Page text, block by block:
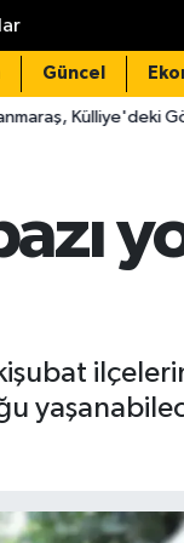
Güncel
Görüşmenin Tüm